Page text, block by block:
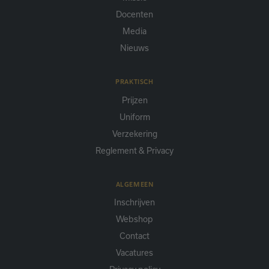
bezochte website zijn.Docenten
Media
Nieuws
PRAKTISCH
Prijzen
Uniform
Verzekering
Reglement & Privacy
ALGEMEEN
Inschrijven
Webshop
Contact
Vacatures